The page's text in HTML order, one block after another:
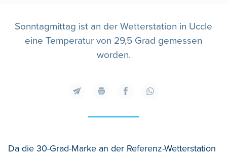
Sonntagmittag ist an der Wetterstation in Uccle
eine Temperatur von 29,5 Grad gemessen
worden.
Da die 30-Grad-Marke an der Referenz-Wetterstation